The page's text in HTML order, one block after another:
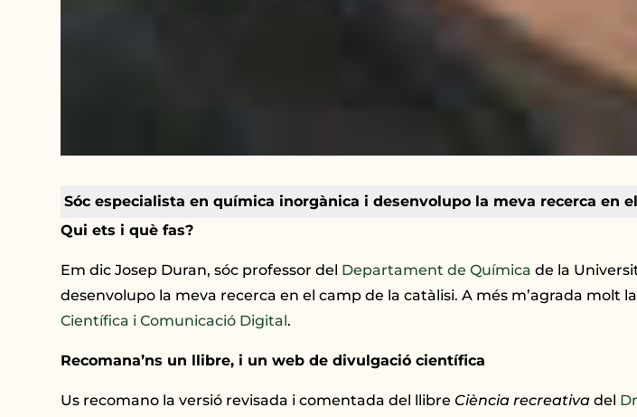
Sóc especialista en química inorgànica i desenvolupo la meva recerca en
Qui ets i què fas?
Em dic Josep Duran, sóc professor del Departament de Química de la
desenvolupo la meva recerca en el camp de la catàlisi. A més m’agrada molt
Científica i Comunicació Digital.
Recomana’ns un llibre, i un web de divulgació científica
Us recomano la versió revisada i comentada del llibre Ciència recreativa del